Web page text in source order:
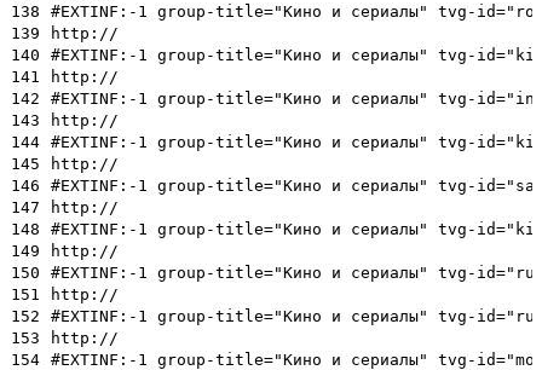
138
#EXTINF:-1 group-title="Кино и сериалы" tvg-
139
http://
140
#EXTINF:-1 group-title="Кино и сериалы" tvg-
141
http://
142
#EXTINF:-1 group-title="Кино и сериалы" tvg-
143
http://
144 #EXTINF:-1 group-title="Кино и сериалы" tvg-
145
http://
146
#EXTINF:-1 group-title="Кино и сериалы" tvg-
147
http://
148
#EXTINF:-1 group-title="Кино и сериалы" tvg-
149
http://
150
#EXTINF:-1 group-title="Кино и сериалы" tvg-
151
http://
152
#EXTINF:-1 group-title="Кино и сериалы" tvg-
153
http://
154 #EXTINF:-1 group-title="Кино и сериалы" tvg-